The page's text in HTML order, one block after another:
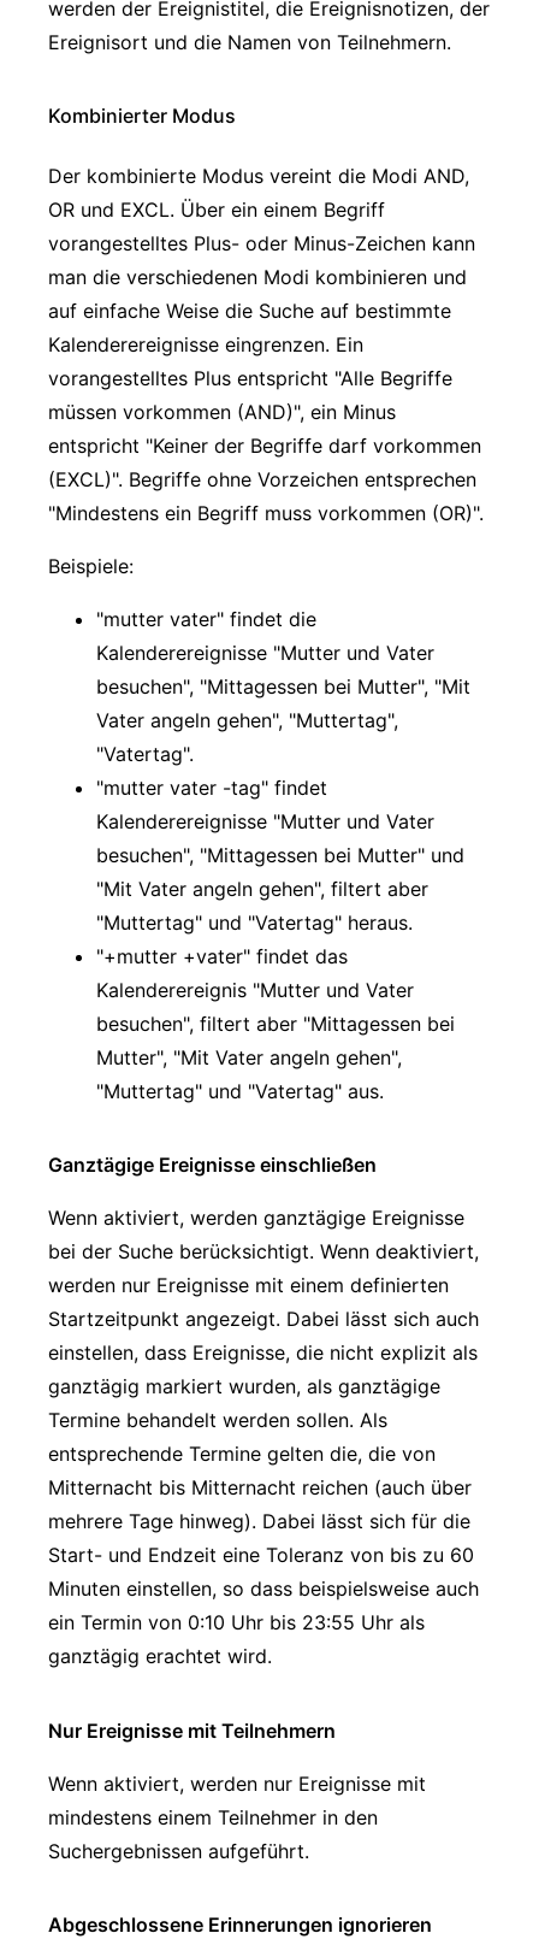
werden der Ereignistitel, die Ereignisnotizen, der
Ereignisort und die Namen von Teilnehmern.
Kombinierter Modus
Der kombinierte Modus vereint die Modi AND,
OR und EXCL. Über ein einem Begriff
vorangestelltes Plus- oder Minus-Zeichen kann
man die verschiedenen Modi kombinieren und
auf einfache Weise die Suche auf bestimmte
Kalenderereignisse eingrenzen. Ein
vorangestelltes Plus entspricht "Alle Begriffe
müssen vorkommen (AND)", ein Minus
entspricht "Keiner der Begriffe darf vorkommen
(EXCL)". Begriffe ohne Vorzeichen entsprechen
"Mindestens ein Begriff muss vorkommen (OR)".
Beispiele:
"mutter vater" findet die
Kalenderereignisse "Mutter und Vater
besuchen", "Mittagessen bei Mutter", "Mit
Vater angeln gehen", "Muttertag",
"Vatertag".
"mutter vater -tag" findet
Kalenderereignisse "Mutter und Vater
besuchen", "Mittagessen bei Mutter" und
"Mit Vater angeln gehen", filtert aber
"Muttertag" und "Vatertag" heraus.
"+mutter +vater" findet das
Kalenderereignis "Mutter und Vater
besuchen", filtert aber "Mittagessen bei
Mutter", "Mit Vater angeln gehen",
"Muttertag" und "Vatertag" aus.
Ganztägige Ereignisse einschließen
Wenn aktiviert, werden ganztägige Ereignisse
bei der Suche berücksichtigt. Wenn deaktiviert,
werden nur Ereignisse mit einem definierten
Startzeitpunkt angezeigt. Dabei lässt sich auch
einstellen, dass Ereignisse, die nicht explizit als
ganztägig markiert wurden, als ganztägige
Termine behandelt werden sollen. Als
entsprechende Termine gelten die, die von
Mitternacht bis Mitternacht reichen (auch über
mehrere Tage hinweg). Dabei lässt sich für die
Start- und Endzeit eine Toleranz von bis zu 60
Minuten einstellen, so dass beispielsweise auch
ein Termin von 0:10 Uhr bis 23:55 Uhr als
ganztägig erachtet wird.
Nur Ereignisse mit Teilnehmern
Wenn aktiviert, werden nur Ereignisse mit
mindestens einem Teilnehmer in den
Suchergebnissen aufgeführt.
Abgeschlossene Erinnerungen ignorieren